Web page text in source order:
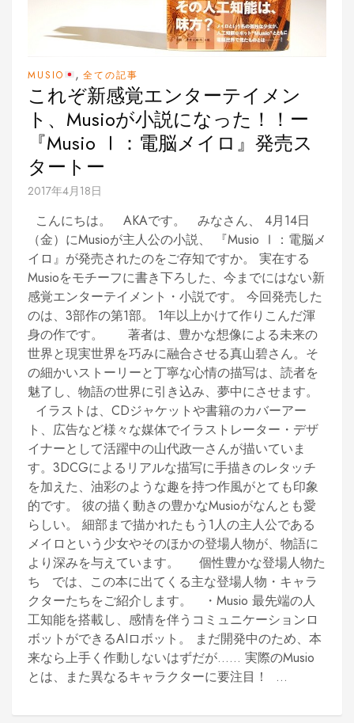
MUSIO , 全ての記事
これぞ新感覚エンターテイメン
ト、Musioが小説になった！！ー
『Musio Ⅰ：電脳メイロ』発売ス
タートー
2017年4月18日
こんにちは。 AKAです。 みなさん、 4月14日
（金）にMusioが主人公の小説、 『Musio Ⅰ：電脳メ
イロ』が発売されたのをご存知ですか。 実在する
Musioをモチーフに書き下ろした、今までにはない新
感覚エンターテイメント・小説です。 今回発売した
のは、3部作の第1部。 1年以上かけて作りこんだ渾
身の作です。 著者は、豊かな想像による未来の
世界と現実世界を巧みに融合させる真山碧さん。そ
の細かいストーリーと丁寧な心情の描写は、読者を
魅了し、物語の世界に引き込み、夢中にさせます。
イラストは、CDジャケットや書籍のカバーアー
ト、広告など様々な媒体でイラストレーター・デザ
イナーとして活躍中の山代政一さんが描いていま
す。3DCGによるリアルな描写に手描きのレタッチ
を加えた、油彩のような趣を持つ作風がとても印象
的です。 彼の描く動きの豊かなMusioがなんとも愛
らしい。 細部まで描かれたもう1人の主人公である
メイロという少女やそのほかの登場人物が、物語に
より深みを与えています。 個性豊かな登場人物た
ち では、この本に出てくる主な登場人物・キャラ
クターたちをご紹介します。 ・Musio 最先端の人
工知能を搭載し、感情を伴うコミュニケーションロ
ボットができるAIロボット。 まだ開発中のため、本
来なら上手く作動しないはずだが…… 実際のMusio
とは、また異なるキャラクターに要注目！ ...